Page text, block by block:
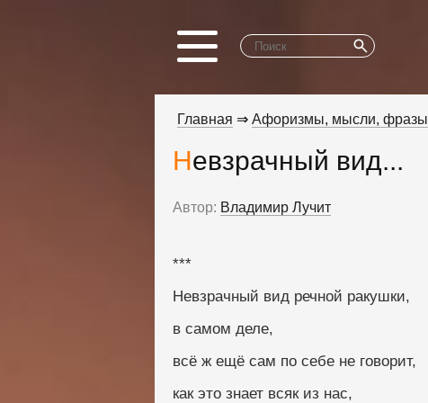
Главная ⇒ Афоризмы, мысли, фразы
Невзрачный вид...
Автор: Владимир Лучит
***
Невзрачный вид речной ракушки,
в самом деле,
всё ж ещё сам по себе не говорит,
как это знает всяк из нас,